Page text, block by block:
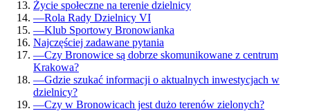
Życie społeczne na terenie dzielnicy
—Rola Rady Dzielnicy VI
—Klub Sportowy Bronowianka
Najczęściej zadawane pytania
—Czy Bronowice są dobrze skomunikowane z centrum
Krakowa?
—Gdzie szukać informacji o aktualnych inwestycjach w
dzielnicy?
—Czy w Bronowicach jest dużo terenów zielonych?